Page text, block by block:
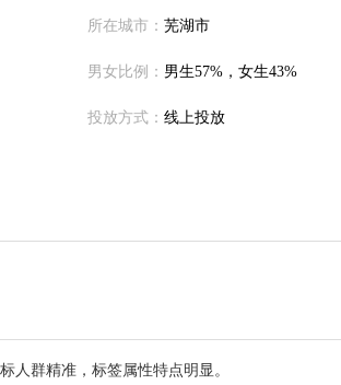
所在城市： 芜湖市
男女比例： 男生57%，女生43%
投放方式： 线上投放
人群精准，标签属性特点明显。